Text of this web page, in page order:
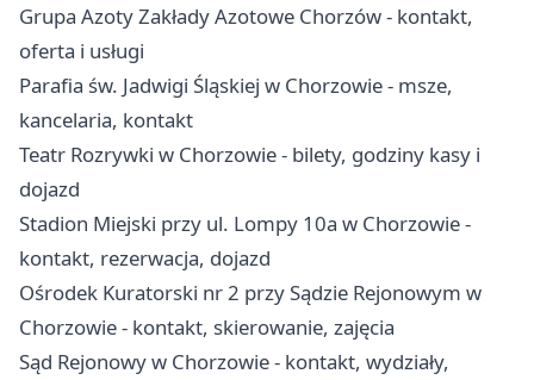
Grupa Azoty Zakłady Azotowe Chorzów - kontakt,
oferta i usługi
Parafia św. Jadwigi Śląskiej w Chorzowie - msze,
kancelaria, kontakt
Teatr Rozrywki w Chorzowie - bilety, godziny kasy i
dojazd
Stadion Miejski przy ul. Lompy 10a w Chorzowie -
kontakt, rezerwacja, dojazd
Ośrodek Kuratorski nr 2 przy Sądzie Rejonowym w
Chorzowie - kontakt, skierowanie, zajęcia
Sąd Rejonowy w Chorzowie - kontakt, wydziały,